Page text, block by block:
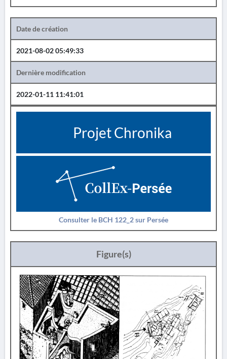
Date de création
2021-08-02 05:49:33
Dernière modification
2022-01-11 11:41:01
Projet Chronika
Consulter le BCH 122_2 sur Persée
Figure(s)